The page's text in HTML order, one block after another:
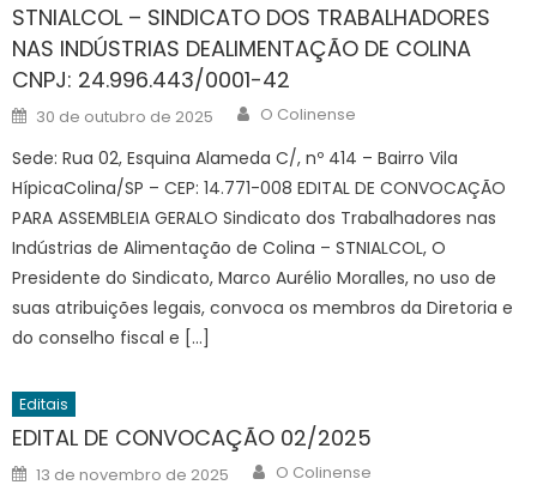
STNIALCOL – SINDICATO DOS TRABALHADORES
NAS INDÚSTRIAS DEALIMENTAÇÃO DE COLINA
CNPJ: 24.996.443/0001-42
Posted
on
30 de outubro de 2025 Author
O Colinense
Sede: Rua 02, Esquina Alameda C/, nº 414 – Bairro Vila
HípicaColina/SP – CEP: 14.771-008 EDITAL DE CONVOCAÇÃO
PARA ASSEMBLEIA GERALO Sindicato dos Trabalhadores nas
Indústrias de Alimentação de Colina – STNIALCOL, O
Presidente do Sindicato, Marco Aurélio Moralles, no uso de
suas atribuições legais, convoca os membros da Diretoria e
do conselho fiscal e […]
Editais
EDITAL DE CONVOCAÇÃO 02/2025
Posted
on
13 de novembro de 2025 Author
O Colinense